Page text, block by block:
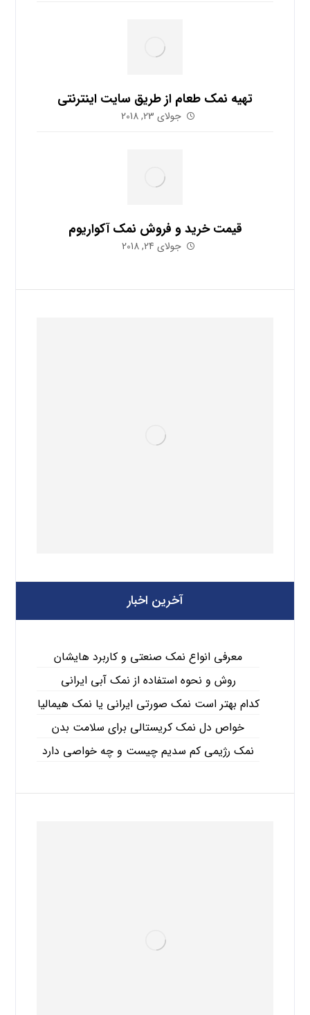
تهیه نمک طعام از طریق سایت اینترنتی
جولای 23, 2018
قیمت خرید و فروش نمک آکواریوم
جولای 24, 2018
آخرین اخبار
معرفی انواع نمک صنعتی و کاربرد هایشان
روش و نحوه استفاده از نمک آبی ایرانی
کدام بهتر است نمک صورتی ایرانی یا نمک هیمالیا
خواص دل نمک کریستالی برای سلامت بدن
نمک رژیمی کم سدیم چیست و چه خواصی دارد